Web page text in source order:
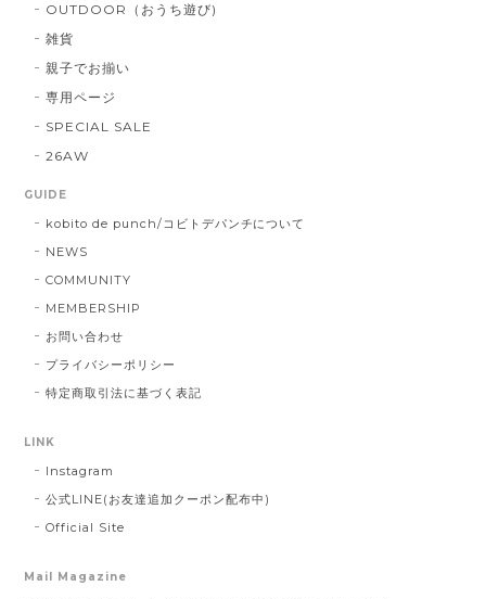
OUTDOOR（おうち遊び)
雑貨
親子でお揃い
専用ページ
SPECIAL SALE
26AW
GUIDE
kobito de punch/コビトデパンチについて
NEWS
COMMUNITY
MEMBERSHIP
お問い合わせ
プライバシーポリシー
特定商取引法に基づく表記
LINK
Instagram
公式LINE(お友達追加クーポン配布中)
Official Site
Mail Magazine